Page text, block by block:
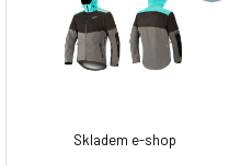
Ženy jistě ocení možnost
nastavení obvodu pomocí zipů
- bunda se tak při jízdě nebude
Skladem e-shop